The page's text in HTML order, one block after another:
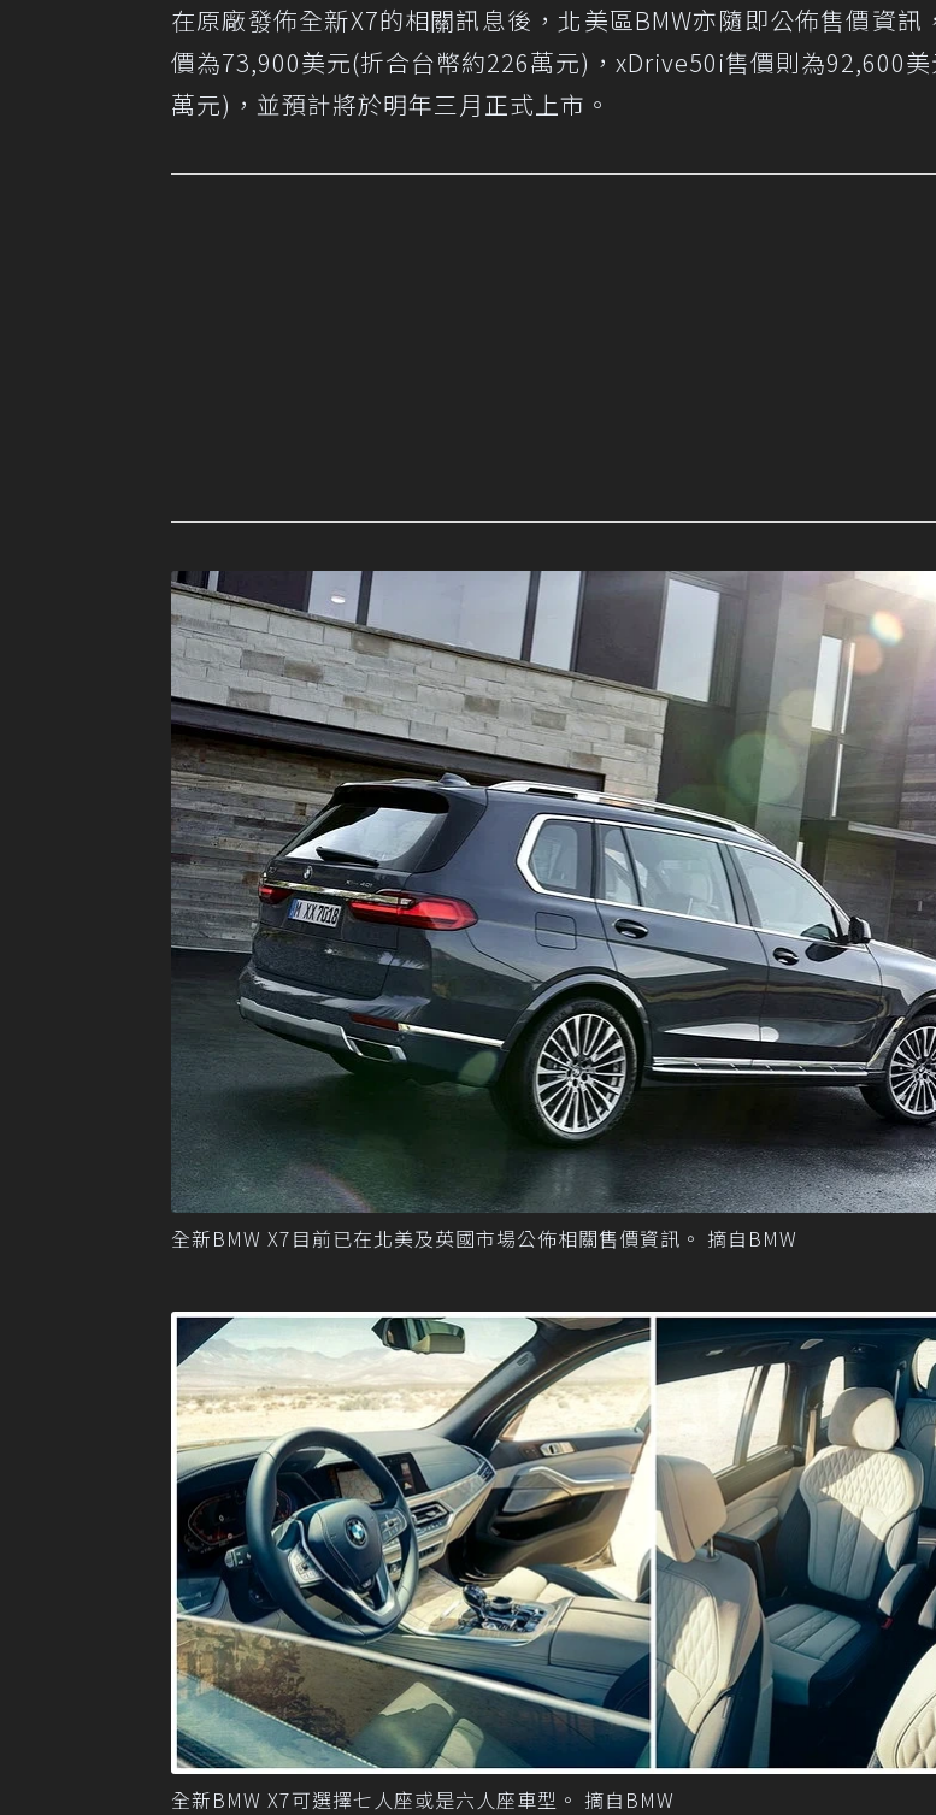
在原廠發佈全新X7的相關訊息後，北美區BMW亦隨即公佈售價資訊
價為73,900美元(折合台幣約226萬元)，xDrive50i售價則為92,600
萬元)，並預計將於明年三月正式上市。
全新BMW X7目前已在北美及英國市場公佈相關售價資訊。 摘自BMW
全新BMW X7可選擇七人座或是六人座車型。 摘自BMW